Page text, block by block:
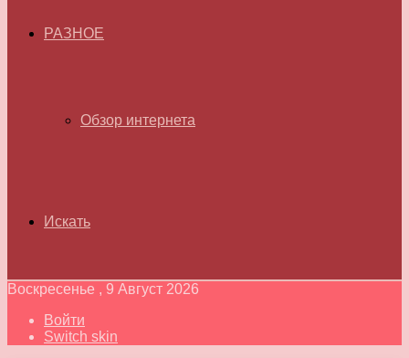
РАЗНОЕ
Обзор интернета
Искать
Воскресенье , 9 Август 2026
Войти
Switch skin